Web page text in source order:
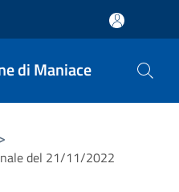
di Maniace
>
del 21/11/2022